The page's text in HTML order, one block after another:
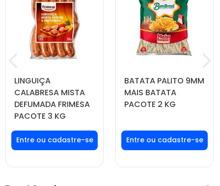
LINGUIÇA
CALABRESA MISTA
DEFUMADA FRIMESA
PACOTE 3 KG
Faça seu login ou
cadastre-se para
ver preços e
BATATA PALITO 9MM
MAIS BATATA
PACOTE 2 KG
Faça seu login ou
cadastre-se para
ver preços e